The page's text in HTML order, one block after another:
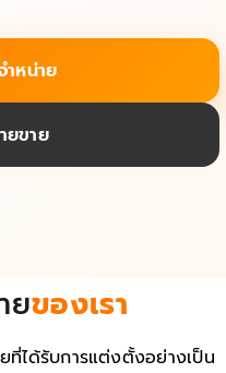
หน่าย
ยขาย
ยของเรา
ที่ได้รับการแต่งตั้งอย่างเป็น